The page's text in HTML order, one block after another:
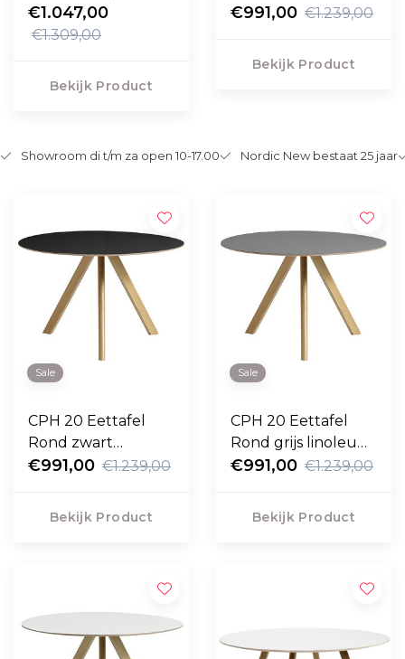
onderstel 120cm
€1.047,00
€1.309,00
Bekijk Product
120cm
€991,00 €1.239,00
Bekijk Product
Showroom di t/m za open 10-17.00 Nordic New bestaat 25 jaar
Sale
CPH 20 Eettafel
Rond zwart
linoleum, eiken
€991,00 €1.239,00
Bekijk Product
Sale
CPH 20 Eettafel
Rond grijs linoleum,
eiken 120cm
€991,00 €1.239,00
Bekijk Product